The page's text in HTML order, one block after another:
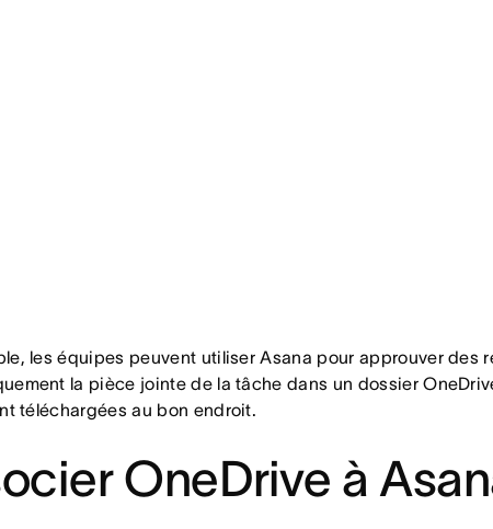
les équipes peuvent utiliser Asana pour approuver
la pièce jointe de la tâche dans un dossier
téléchargées au bon endroit.
OneDrive à